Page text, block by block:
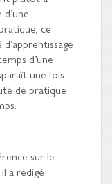
ce
d’une
une fois
de pratique
sur le
a rédigé